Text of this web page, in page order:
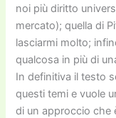
noi più diritto
mercato); quella di
lasciarmi molto;
qualcosa in più di
In definitiva il testo
questi temi e vuole
di un approccio che